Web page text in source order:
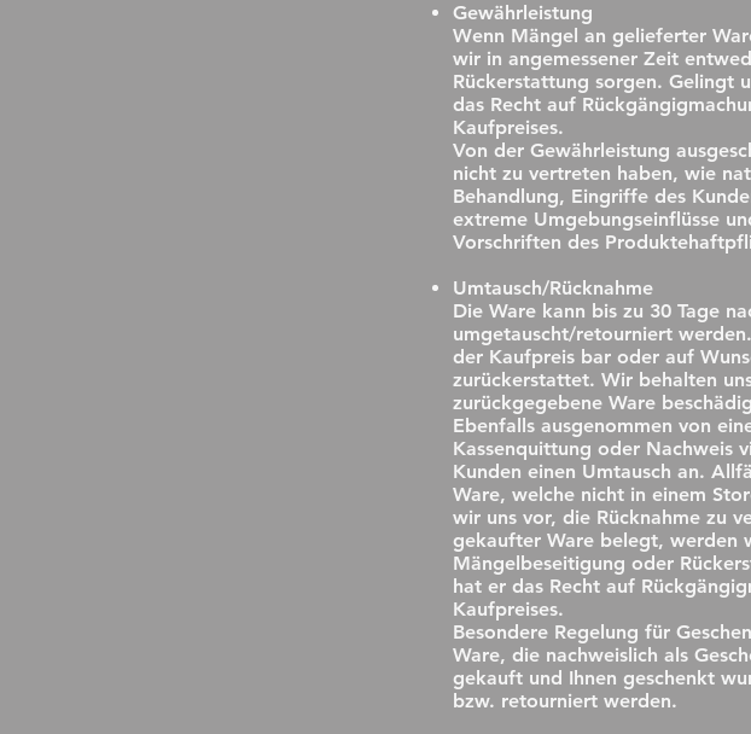
Gewährleistung
Wenn Mängel an gelieferter
wir in angemessener Zeit
Rückerstattung sorgen. Gelingt
das Recht auf
Kaufpreises.
Von der Gewährleistung
nicht zu vertreten haben, wie
Behandlung, Eingriffe des
extreme Umgebungseinflüsse
Vorschriften des
Umtausch/Rücknahme
Die Ware kann bis zu 30 Tage
umgetauscht/retourniert
der Kaufpreis bar oder auf
zurückerstattet. Wir behalten
zurückgegebene Ware
Ebenfalls ausgenommen von
Kassenquittung oder Nachweis
Kunden einen Umtausch an.
Ware, welche nicht in einem
wir uns vor, die Rücknahme zu
gekaufter Ware belegt, werden
Mängelbeseitigung oder
hat er das Recht auf
Kaufpreises.
Besondere Regelung für
Ware, die nachweislich als
gekauft und Ihnen geschenkt
bzw. retourniert werden.